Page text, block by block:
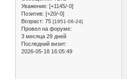
Уважение: [+1145/-0]
Позитив: [+20/-0]
Возраст: 75 [1951-06-24]
Провел на форуме:
3 месяца 29 дней
Последний визит:
2026-05-18 16:05:49